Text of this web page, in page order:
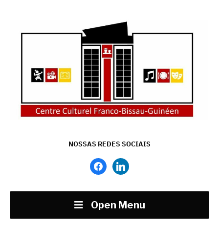
NOSSAS REDES SOCIAIS
facebooklinkedin
Open Menu